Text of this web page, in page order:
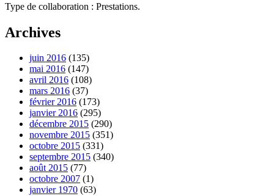
Type de collaboration : Prestations.
Archives
juin 2016 (135)
mai 2016 (147)
avril 2016 (108)
mars 2016 (37)
février 2016 (173)
janvier 2016 (295)
décembre 2015 (290)
novembre 2015 (351)
octobre 2015 (331)
septembre 2015 (340)
août 2015 (77)
octobre 2007 (1)
janvier 1970 (63)